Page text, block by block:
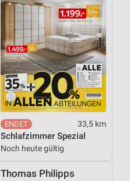
33,5 km
Schlafzimmer Spezial
Noch heute gültig
Thomas Philipps